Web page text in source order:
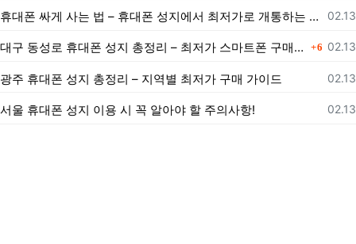
등록
02.13
휴대폰 싸게 사는 법 – 휴대폰 성지에서 최저가로 개통하는 노하우
등록
02.13
대구 동성로 휴대폰 성지 총정리 – 최저가 스마트폰 구매 가이드 댓글
6
등록
02.13
광주 휴대폰 성지 총정리 – 지역별 최저가 구매 가이드
등록
02.13
서울 휴대폰 성지 이용 시 꼭 알아야 할 주의사항!